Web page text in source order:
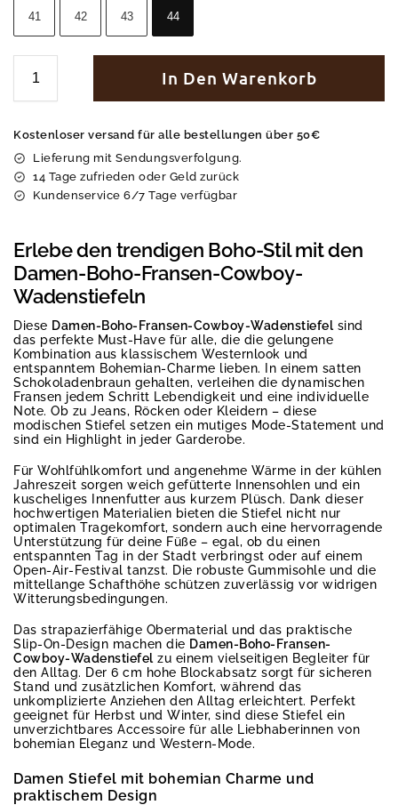
41 42 43 44
In Den Warenkorb
Kostenloser versand für alle bestellungen über 50€
Lieferung mit Sendungsverfolgung.
14 Tage zufrieden oder Geld zurück
Kundenservice 6/7 Tage verfügbar
Erlebe den trendigen Boho-Stil mit den
Damen-Boho-Fransen-Cowboy-
Wadenstiefeln
Diese Damen-Boho-Fransen-Cowboy-Wadenstiefel sind
das perfekte Must-Have für alle, die die gelungene
Kombination aus klassischem Westernlook und
entspanntem Bohemian-Charme lieben. In einem satten
Schokoladenbraun gehalten, verleihen die dynamischen
Fransen jedem Schritt Lebendigkeit und eine individuelle
Note. Ob zu Jeans, Röcken oder Kleidern – diese
modischen Stiefel setzen ein mutiges Mode-Statement und
sind ein Highlight in jeder Garderobe.
Für Wohlfühlkomfort und angenehme Wärme in der kühlen
Jahreszeit sorgen weich gefütterte Innensohlen und ein
kuscheliges Innenfutter aus kurzem Plüsch. Dank dieser
hochwertigen Materialien bieten die Stiefel nicht nur
optimalen Tragekomfort, sondern auch eine hervorragende
Unterstützung für deine Füße – egal, ob du einen
entspannten Tag in der Stadt verbringst oder auf einem
Open-Air-Festival tanzst. Die robuste Gummisohle und die
mittellange Schafthöhe schützen zuverlässig vor widrigen
Witterungsbedingungen.
Das strapazierfähige Obermaterial und das praktische
Slip-On-Design machen die Damen-Boho-Fransen-
Cowboy-Wadenstiefelzu einem vielseitigen Begleiter für
den Alltag. Der 6 cm hohe Blockabsatz sorgt für sicheren
Stand und zusätzlichen Komfort, während das
unkomplizierte Anziehen den Alltag erleichtert. Perfekt
geeignet für Herbst und Winter, sind diese Stiefel ein
unverzichtbares Accessoire für alle Liebhaberinnen von
bohemian Eleganz und Western-Mode.
Damen Stiefel mit bohemian Charme und
praktischem Design